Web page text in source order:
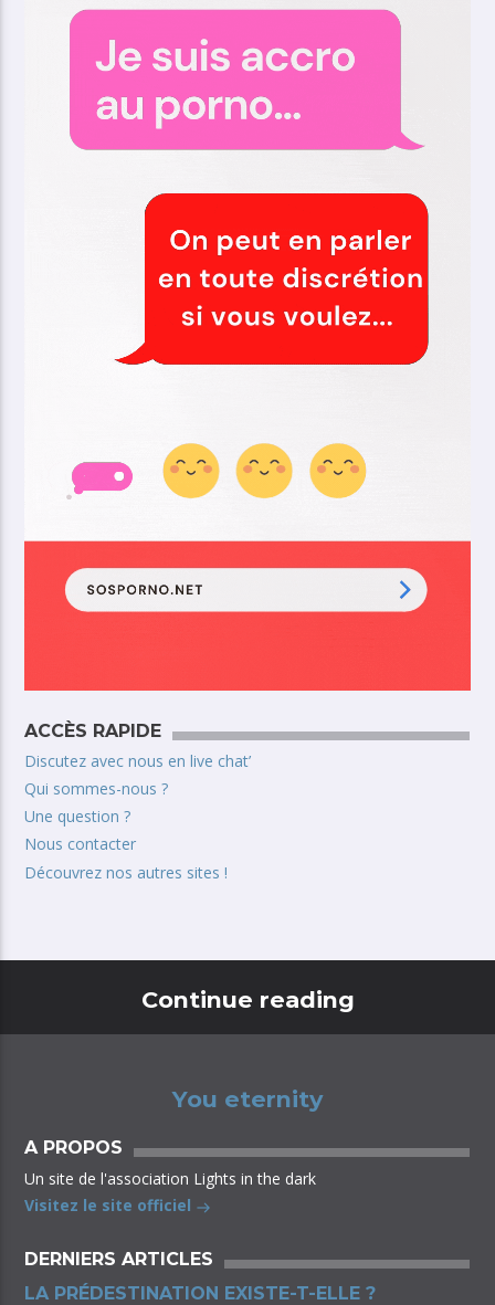
ACCÈS RAPIDE
Discutez avec nous en live chat’
Qui sommes-nous ?
Une question ?
Nous contacter
Découvrez nos autres sites !
Continue reading
You eternity
A PROPOS
Un site de l'association Lights in the dark
Visitez le site officiel
DERNIERS ARTICLES
LA PRÉDESTINATION EXISTE-T-ELLE ?